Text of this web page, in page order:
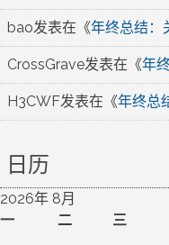
bao发表在《年终总结：
CrossGrave发表在《年
H3CWF发表在《年终总
日历
2026年 8月
一
二 三